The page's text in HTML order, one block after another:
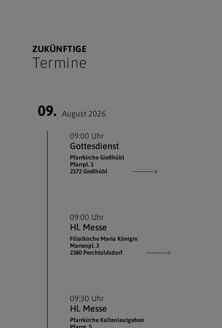
ZUKÜNFTIGE
Termine
09. August 2026
09:00 Uhr
Gottesdienst
Pfarrkirche Gießhübl
Pfarrpl. 1
2372 Gießhübl
09:00 Uhr
Hl. Messe
Filialkirche Maria Königin
Marienpl. 3
2380 Perchtoldsdorf
09:30 Uhr
Hl. Messe
Pfarrkirche Kaltenleutgeben